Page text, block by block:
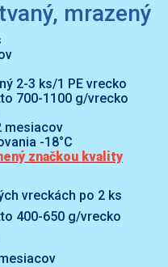
mrazený
2-3 ks/1 PE vrecko
700-1100 g/vrecko
mesiacov
-18°C
značkou kvality
vreckách po 2 ks
400-650 g/vrecko